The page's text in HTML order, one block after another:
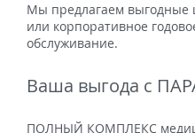
Мы предлагаем выгодные
или корпоративное
обслуживание.
Ваша выгода с
ПОЛНЫЙ КОМПЛЕКС